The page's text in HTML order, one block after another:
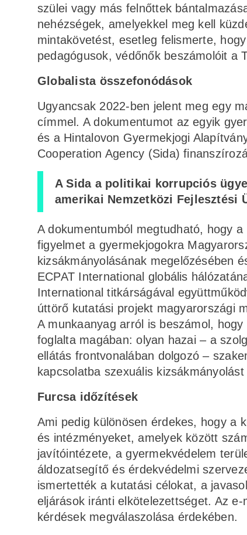
szülei vagy más felnőttek
nehézségek, amelyekkel meg kell
mintakövetést, esetleg felismerte,
pedagógusok, védőnők beszámolóit a
Globalista összefonódások
Ugyancsak 2022-ben jelent meg egy
címmel. A dokumentumot az egyik
és a Hintalovon Gyermekjogi
Cooperation Agency (Sida)
A Sida a politikai korrupciós
amerikai Nemzetközi Fejlesztési
A dokumentumból megtudható, hogy
figyelmet a gyermekjogokra
kizsákmányolásának megelőzésében
ECPAT International globális
International titkárságával
úttörő kutatási projekt magyarországi
A munkaanyag arról is beszámol,
foglalta magában: olyan hazai – a
ellátás frontvonalában dolgozó –
kapcsolatba szexuális
Furcsa időzítések
Ami pedig különösen érdekes, hogy a
és intézményeket, amelyek között
javítóintézete, a gyermekvédelem
áldozatsegítő és érdekvédelmi
ismertették a kutatási célokat, a
eljárások iránti elkötelezettséget. Az
kérdések megválaszolása érdekében.